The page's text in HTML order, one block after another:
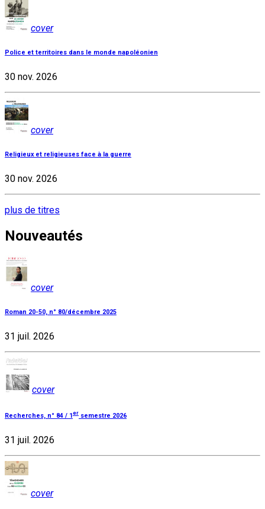
cover
Police et territoires dans le monde napoléonien
30 nov. 2026
cover
Religieux et religieuses face à la guerre
30 nov. 2026
plus de titres
Nouveautés
cover
Roman 20-50, n° 80/décembre 2025
31 juil. 2026
cover
Recherches, n° 84 / 1er semestre 2026
31 juil. 2026
cover